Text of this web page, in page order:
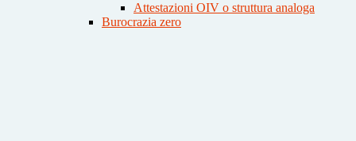
Attestazioni OIV o struttura analoga
Burocrazia zero